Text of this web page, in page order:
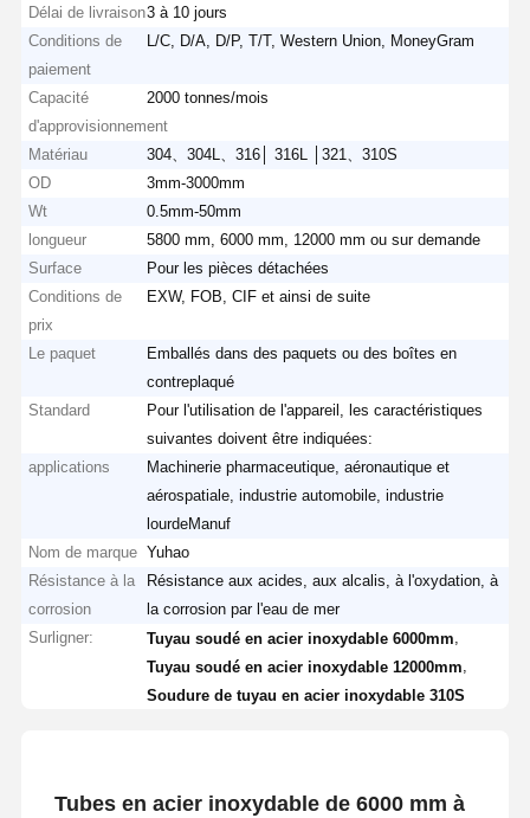
Délai de livraison3 à 10 jours
Conditions de
paiement
L/C, D/A, D/P, T/T, Western Union, MoneyGram
Capacité
d'approvisionnement
2000 tonnes/mois
Matériau
304、304L、316│ 316L │321、310S
OD
3mm-3000mm
Wt
0.5mm-50mm
longueur
5800 mm, 6000 mm, 12000 mm ou sur demande
Surface
Pour les pièces détachées
Conditions de
prix
EXW, FOB, CIF et ainsi de suite
Le paquet
Emballés dans des paquets ou des boîtes en
contreplaqué
Standard
Pour l'utilisation de l'appareil, les caractéristiques
suivantes doivent être indiquées:
applications
Machinerie pharmaceutique, aéronautique et
aérospatiale, industrie automobile, industrie
lourdeManuf
Nom de marque Yuhao
Résistance à la
corrosion
Résistance aux acides, aux alcalis, à l'oxydation, à
la corrosion par l'eau de mer
Surligner:
Tuyau soudé en acier inoxydable 6000mm
Tuyau soudé en acier inoxydable 12000mm
Soudure de tuyau en acier inoxydable 310S
Tubes en acier inoxydable de 6000 mm à